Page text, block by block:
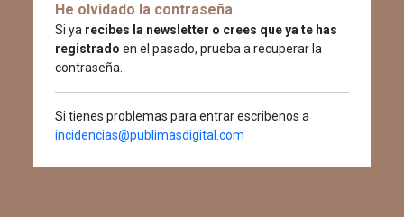
He olvidado la contraseña
Si ya recibes la newsletter o crees que ya te has
registrado en el pasado, prueba a recuperar la
contraseña.
Si tienes problemas para entrar escribenos a
incidencias@publimasdigital.com